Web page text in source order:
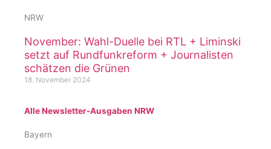
NRW
November: Wahl-Duelle bei RTL + Liminski
setzt auf Rundfunkreform + Journalisten
schätzen die Grünen
18. November 2024
Alle Newsletter-Ausgaben NRW
Bayern